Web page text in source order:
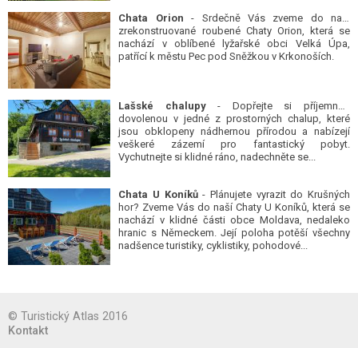
Chata Orion - Srdečně Vás zveme do naší
zrekonstruované roubené Chaty Orion, která se
nachází v oblíbené lyžařské obci Velká Úpa,
patřící k městu Pec pod Sněžkou v Krkonoších.
Lašské chalupy- Dopřejte si příjemnou
dovolenou v jedné z prostorných chalup, které
jsou obklopeny nádhernou přírodou a nabízejí
veškeré zázemí pro fantastický pobyt.
Vychutnejte si klidné ráno, nadechněte se...
Chata U Koníků- Plánujete vyrazit do Krušných
hor? Zveme Vás do naší Chaty U Koníků, která se
nachází v klidné části obce Moldava, nedaleko
hranic s Německem. Její poloha potěší všechny
nadšence turistiky, cyklistiky, pohodové...
© Turistický Atlas 2016
Kontakt